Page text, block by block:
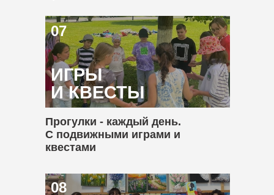
08
Прогулки - каждый день.
С подвижными играми и
квестами
ИГРЫ
И КВЕСТЫ
07